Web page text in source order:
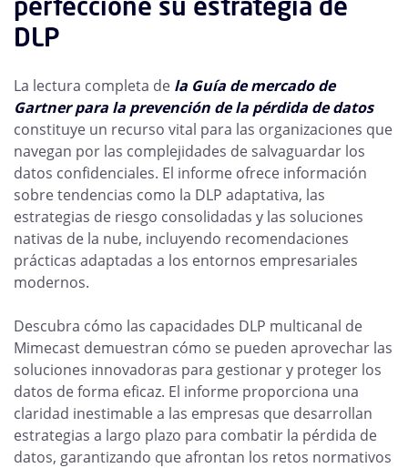
DLP
La lectura completa de la Guía de mercado de
Gartner para la prevención de la pérdida de datos
constituye un recurso vital para las organizaciones que
navegan por las complejidades de salvaguardar los
datos confidenciales. El informe ofrece información
sobre tendencias como la DLP adaptativa, las
estrategias de riesgo consolidadas y las soluciones
nativas de la nube, incluyendo recomendaciones
prácticas adaptadas a los entornos empresariales
modernos.
Descubra cómo las capacidades DLP multicanal de
Mimecast demuestran cómo se pueden aprovechar las
soluciones innovadoras para gestionar y proteger los
datos de forma eficaz. El informe proporciona una
claridad inestimable a las empresas que desarrollan
estrategias a largo plazo para combatir la pérdida de
datos, garantizando que afrontan los retos normativos